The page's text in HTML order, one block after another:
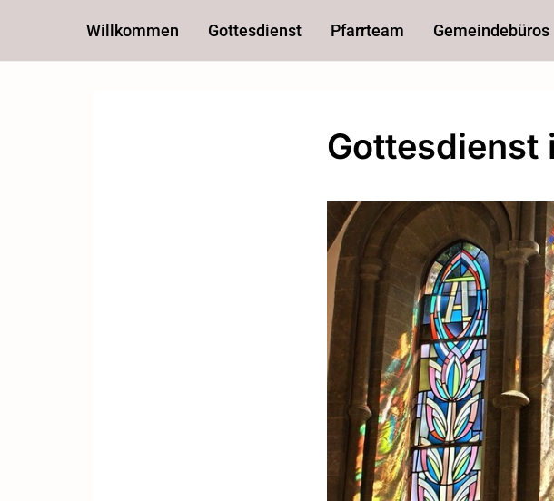
Willkommen Gottesdienst Pfarrteam Gemeindebüros
Gottesdienst